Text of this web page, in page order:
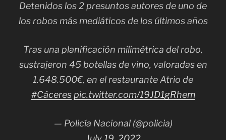
Detenidos los 2 presuntos autores de uno de
los robos más mediáticos de los últimos años
Tras una planificación milimétrica del robo,
sustrajeron 45 botellas de vino, valoradas en
1.648.500€, en el restaurante Atrio de
#Cáceres pic.twitter.com/19JD1gRhem
— Policía Nacional (@policia)